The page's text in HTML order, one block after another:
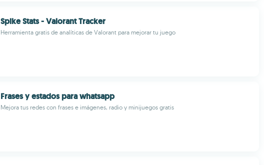
Spike Stats - Valorant Tracker
Herramienta gratis de analíticas de Valorant para mejorar tu juego
Frases y estados para whatsapp
Mejora tus redes con frases e imágenes, radio y minijuegos gratis